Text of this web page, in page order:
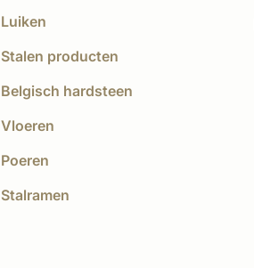
Luiken
Stalen producten
Belgisch hardsteen
Vloeren
Poeren
Stalramen